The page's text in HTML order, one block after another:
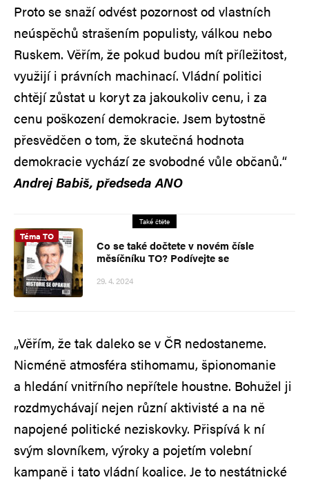
Proto se snaží odvést pozornost od vlastních
neúspěchů strašením populisty, válkou nebo
Ruskem. Věřím, že pokud budou mít příležitost,
využijí i právních machinací. Vládní politici
chtějí zůstat u koryt za jakoukoliv cenu, i za
cenu poškození demokracie. Jsem bytostně
přesvědčen o tom, že skutečná hodnota
demokracie vychází ze svobodné vůle občanů.“
Andrej Babiš, předseda ANO
Také čtěte
Téma TO
Co se také dočtete v novém čísle
měsíčníku TO? Podívejte se
29. 4. 2024
„Věřím, že tak daleko se v ČR nedostaneme.
Nicméně atmosféra stihomamu, špionomanie
a hledání vnitřního nepřítele houstne. Bohužel ji
rozdmychávají nejen různí aktivisté a na ně
napojené politické neziskovky. Přispívá k ní
svým slovníkem, výroky a pojetím volební
kampaně i tato vládní koalice. Je to nestátnické